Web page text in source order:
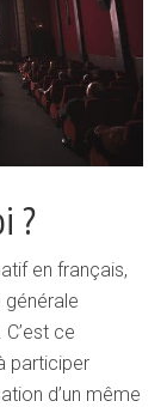
?
en français,
générale
ce
participer
d’un même